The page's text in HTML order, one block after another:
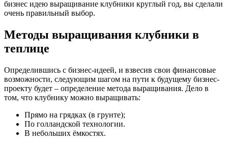
бизнес идею выращивание клубники круглый год, вы сделали
очень правильный выбор.
Методы выращивания клубники в
теплице
Определившись с бизнес-идеей, и взвесив свои финансовые
возможности, следующим шагом на пути к будущему бизнес-
проекту будет – определение метода выращивания. Дело в
том, что клубнику можно выращивать:
Прямо на грядках (в грунте);
По голландской технологии.
В небольших ёмкостях.